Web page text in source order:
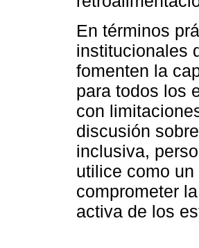
En términos
institucionales
fomenten la
para todos los
con
discusión
inclusiva,
utilice como
comprometer
activa de los